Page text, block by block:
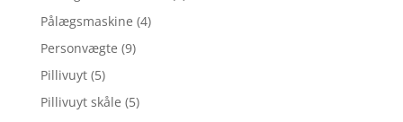
Pålægsmaskine (4)
Personvægte (9)
Pillivuyt (5)
Pillivuyt skåle (5)